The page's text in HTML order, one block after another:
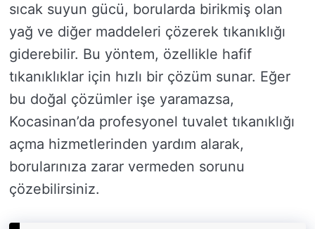
sıcak suyun gücü, borularda birikmiş olan
yağ ve diğer maddeleri çözerek tıkanıklığı
giderebilir. Bu yöntem, özellikle hafif
tıkanıklıklar için hızlı bir çözüm sunar. Eğer
bu doğal çözümler işe yaramazsa,
Kocasinan’da profesyonel tuvalet tıkanıklığı
açma hizmetlerinden yardım alarak,
borularınıza zarar vermeden sorunu
çözebilirsiniz.